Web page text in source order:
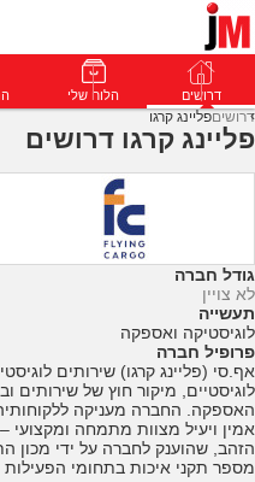
דרושים פרופילים דרושים הלוח שלי
דרושיםפליינג קרגו
פליינג קרגו דרושים
גודל חברה
לא צויין
תעשייה
לוגיסטיקה ואספקה
פרופיל חברה
אף.סי (פליינג קרגו) שירותים
לוגיסטיים, מיקור חוץ של שירותים
האספקה. החברה מעניקה
אמין ויעיל מצוות מתמחה
הזהב, שהוענק לחברה על ידי מכון
מספר תקני איכות בתחומי הפעילות